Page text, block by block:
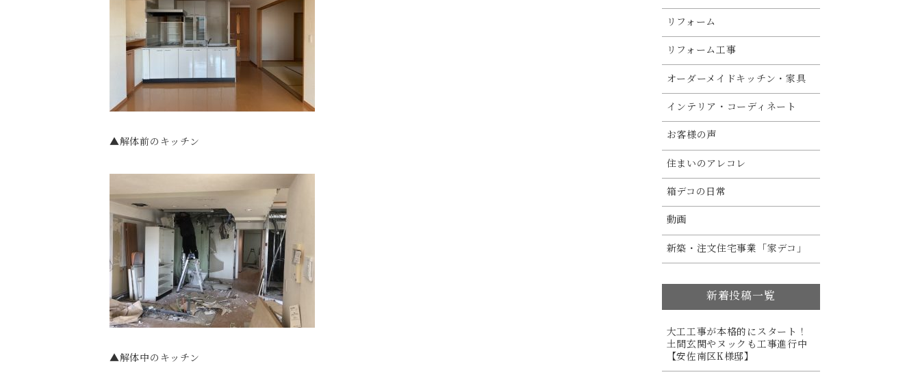
▲解体前のキッチン
▲解体中のキッチン
リフォーム
リフォーム工事
オーダーメイドキッチン・家具
インテリア・コーディネート
お客様の声
住まいのアレコレ
箱デコの日常
動画
新築・注文住宅事業「家デコ」
新着投稿一覧
大工工事が本格的にスタート！
土間玄関やヌックも工事進行中
【安佐南区K様邸】